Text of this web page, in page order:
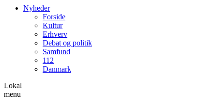
Nyheder
Forside
Kultur
Erhverv
Debat og politik
Samfund
112
Danmark
Lokal
menu